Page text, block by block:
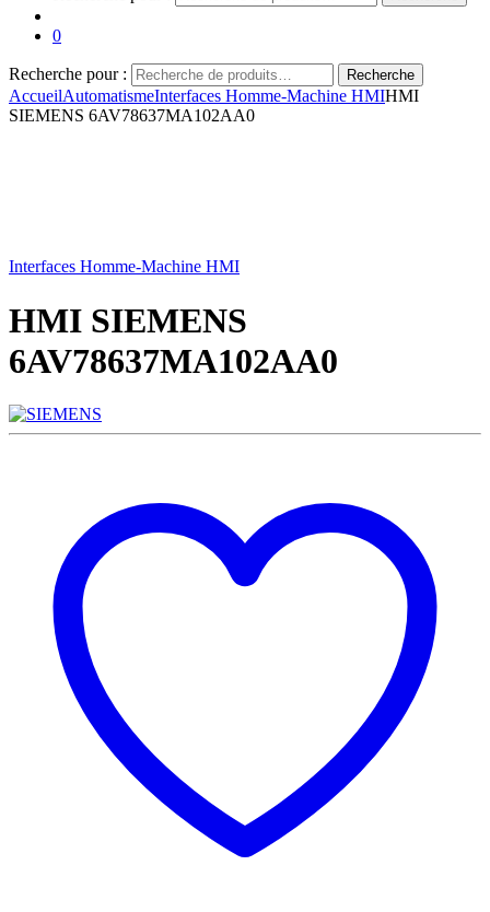
0
Recherche pour : Recherche
AccueilAutomatismeInterfaces Homme-Machine HMIHMI
SIEMENS 6AV78637MA102AA0
Interfaces Homme-Machine HMI
HMI SIEMENS
6AV78637MA102AA0